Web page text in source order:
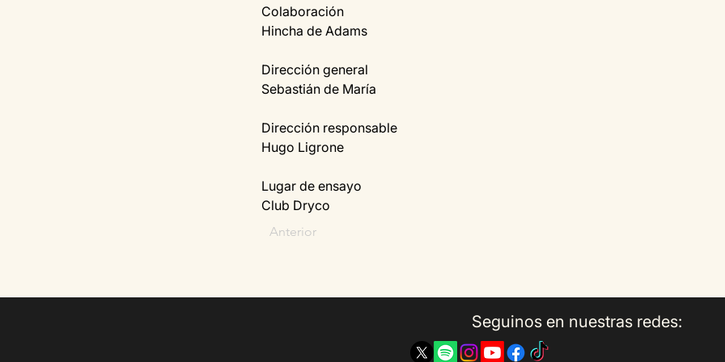
Colaboración
Hincha de Adams
Dirección general
Sebastián de María
Dirección responsable
Hugo Ligrone
Lugar de ensayo
Club Dryco
Anterior
Seguinos en nuestras redes: